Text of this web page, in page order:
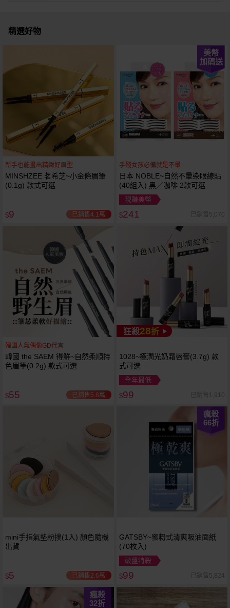
精選好物
新手也能畫出精緻好眉型
MINSHZEE 茗希芝~小金條眉筆
(0.1g) 款式可選
$9 已銷售4.1萬
美幣
加碼送
手殘女孩必備就是不暈
日本 NOBLE~自然不暈染眼線貼
(40組入) 黑／咖啡 2款可選
現賺美幣
$241 已銷售5,070
韓國人氣偶像GD代言
韓國 the SAEM 得鮮~自然柔順持
色眉筆(0.2g) 款式可選
$55 已銷售5.8萬
狂殺28折
1028~極潤光奶霜唇膏(3.7g) 款
式可選
全年最低
$99 已銷售1,910
mini手指氣墊粉撲(1入) 顏色隨機
出貨
$5 已銷售2.6萬
瘋殺
66折
GATSBY~蜜粉式清爽吸油面紙
(70枚入)
破盤特殺
$99 已銷售5,824
瘋殺
32折